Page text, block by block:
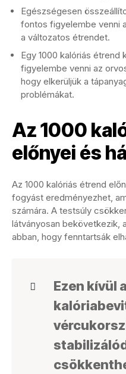
Egészségesen
fontos figyelembe venni
a változatos étrendet.
Egy 1000 kalóriás
figyelembe venni az
hogy elkerüljük a
problémákat.
Az 1000
előnyei és
Az 1000 kalóriás étrend
fogyást eredményezhet,
számára. A testsúly
látványosan bekövetkezik,
abban, hogy fenntartsák
Ezen kívül